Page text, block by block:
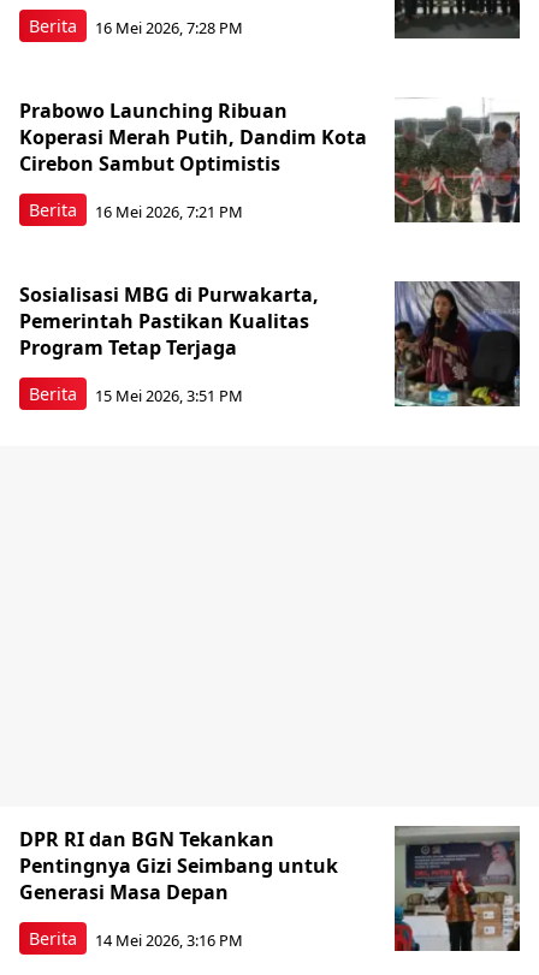
Berita 16 Mei 2026, 7:28 PM
Berita
Prabowo Launching Ribuan
Koperasi Merah Putih, Dandim Kota
Cirebon Sambut Optimistis
16 Mei 2026, 7:21 PM
Berita
Sosialisasi MBG di Purwakarta,
Pemerintah Pastikan Kualitas
Program Tetap Terjaga
15 Mei 2026, 3:51 PM
Berita
DPR RI dan BGN Tekankan
Pentingnya Gizi Seimbang untuk
Generasi Masa Depan
14 Mei 2026, 3:16 PM